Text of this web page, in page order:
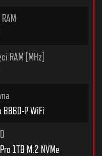
RAM [MHz]
B860-P WiFi
1TB M.2 NVMe